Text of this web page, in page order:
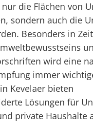
die Flächen von
sondern auch die
Besonders in
wird eine
immer
Kevelaer bieten
Lösungen für
private Haushalte